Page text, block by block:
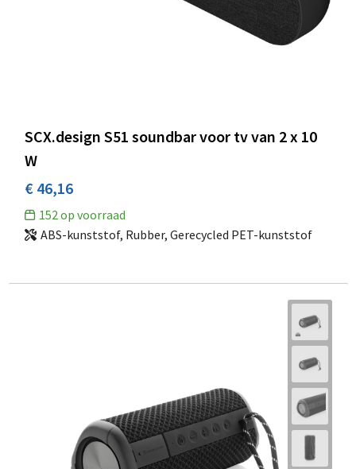
SCX.design S51 soundbar voor tv van 2 x 10
W
€ 46,16
152 op voorraad
ABS-kunststof, Rubber, Gerecycled PET-kunststof